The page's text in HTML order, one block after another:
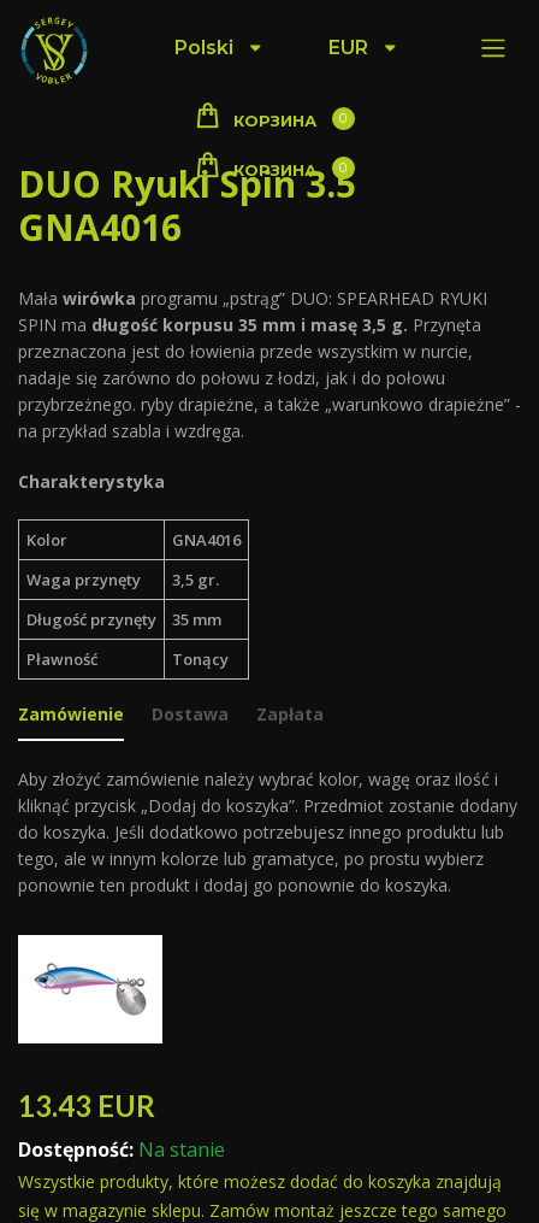
Polski EUR
КОРЗИНА 0
КОРЗИНА 0
DUO Ryuki Spin 3.5
GNA4016
Mała wirówka programu „pstrąg” DUO: SPEARHEAD RYUKI
SPIN ma długość korpusu 35 mm i masę 3,5 g. Przynęta
przeznaczona jest do łowienia przede wszystkim w nurcie,
nadaje się zarówno do połowu z łodzi, jak i do połowu
przybrzeżnego. ryby drapieżne, a także „warunkowo drapieżne” -
na przykład szabla i wzdręga.
Charakterystyka
Kolor
GNA4016
Waga przynęty
3,5 gr.
Długość przynęty
35 mm
Pławność
Tonący
Zamówienie Dostawa Zapłata
Aby złożyć zamówienie należy wybrać kolor, wagę oraz ilość i
kliknąć przycisk „Dodaj do koszyka”. Przedmiot zostanie dodany
do koszyka. Jeśli dodatkowo potrzebujesz innego produktu lub
tego, ale w innym kolorze lub gramatyce, po prostu wybierz
ponownie ten produkt i dodaj go ponownie do koszyka.
13.43 EUR
Dostępność: Na stanie
Wszystkie produkty, które możesz dodać do koszyka znajdują
się w magazynie sklepu. Zamów montaż jeszcze tego samego